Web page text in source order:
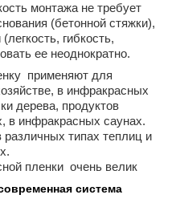
монтажа не требует
(бетонной стяжки),
гибкость,
ее неоднократно.
применяют для
в инфракрасных
дерева, продуктов
в инфракрасных саунах.
типах теплиц и
пленки очень велик
система